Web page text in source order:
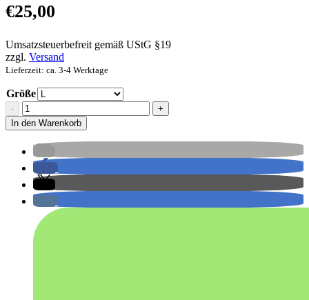
€25,00
Umsatzsteuerbefreit gemäß UStG §19
zzgl. Versand
Lieferzeit: ca. 3-4 Werktage
Größe
Nikki
"Spielverderber"
Maroon
Menge
In den Warenkorb